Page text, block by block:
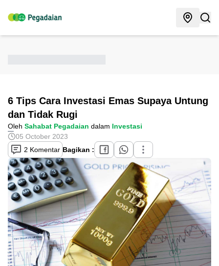
6 Tips Cara Investasi Emas Supaya Untung
dan Tidak Rugi
Oleh Sahabat Pegadaian dalam Investasi
05 October 2023
2 Komentar Bagikan :